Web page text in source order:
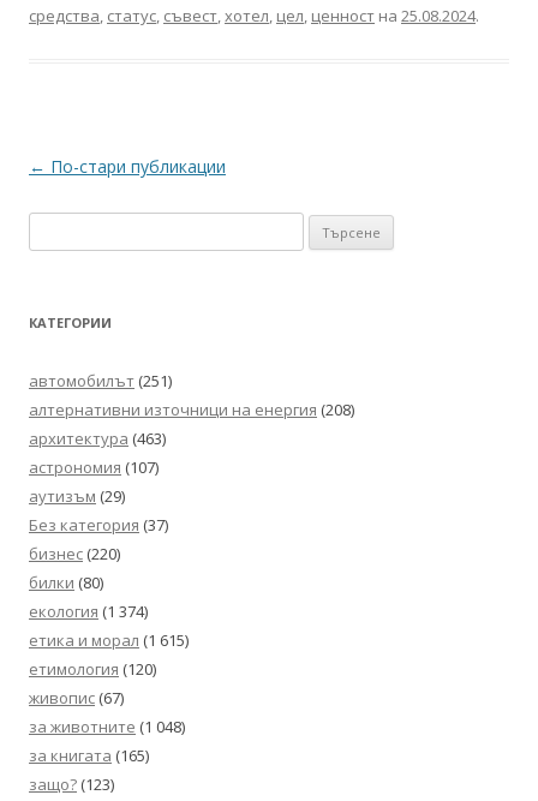
средства, статус, съвест,хотел, цел, ценност на 25.08.2024.
Навигация
← По-стари публикации
за:
КАТЕГОРИИ
автомобилът (251)
алтернативни източници на енергия (208)
архитектура (463)
астрономия (107)
аутизъм (29)
Без категория (37)
бизнес (220)
билки (80)
екология (1 374)
етика и морал (1 615)
етимология (120)
живопис (67)
за животните (1 048)
за книгата (165)
защо? (123)